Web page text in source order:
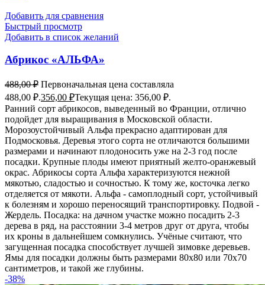
Добавить для сравнения
Быстрый просмотр
Добавить в список желаний
Абрикос «АЛЬФА»
488,00₽ Первоначальная цена составляла
488,00 ₽.356,00 ₽Текущая цена: 356,00 ₽.
Ранний сорт абрикосов, выведенный во Франции, отлично
подойдет для выращивания в Московской области.
Морозоустойчивый Альфа прекрасно адаптирован для
Подмосковья. Деревья этого сорта не отличаются большими
размерами и начинают плодоносить уже на 2-3 год после
посадки. Крупные плоды имеют приятный желто-оранжевый
окрас. Абрикосы сорта Альфа характеризуются нежной
мякотью, сладостью и сочностью. К тому же, косточка легко
отделяется от мякоти. Альфа - самоплодный сорт, устойчивый
к болезням и хорошо переносящий транспортировку. Подвой -
Жердель. Посадка: на дачном участке можно посадить 2-3
дерева в ряд, на расстоянии 3-4 метров друг от друга, чтобы
их кроны в дальнейшем сомкнулись. Учёные считают, что
загущенная посадка способствует лучшей зимовке деревьев.
Ямы для посадки должны быть размерами 80x80 или 70x70
сантиметров, и такой же глубины.
-38%